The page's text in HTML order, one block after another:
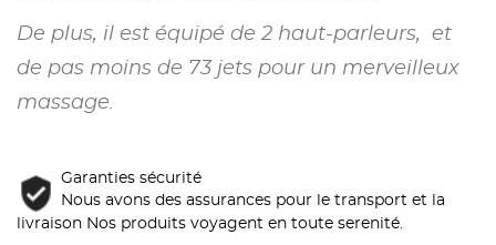
De plus, il est équipé de 2 haut-parleurs, et
de pas moins de 73 jets pour un merveilleux
massage.
Garanties sécurité
Nous avons des assurances pour le transport et la
livraison Nos produits voyagent en toute serenité.